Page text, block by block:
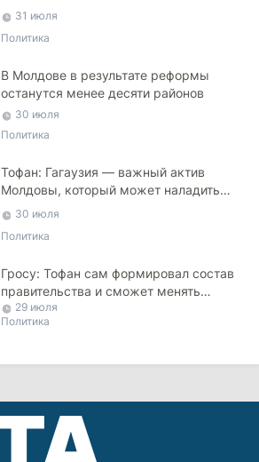
критикует законопроект
31 июля
Политика
В Молдове в результате реформы
останутся менее десяти районов
30 июля
Политика
Тофан: Гагаузия — важный актив
Молдовы, который может наладить
мосты с Турцией
30 июля
Политика
Гросу: Тофан сам формировал состав
правительства и сможет менять
министров
29 июля
Политика